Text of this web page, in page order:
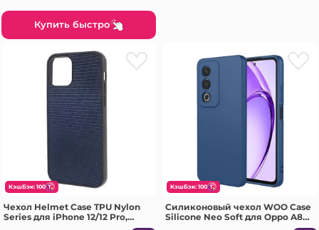
Купить быстро
КэшБэк: 100
Чехол Helmet Case TPU Nylon
Series для iPhone 12/12 Pro,
КэшБэк: 100
Силиконовый чехол WOO Case
Silicone Neo Soft для Oppo A80,